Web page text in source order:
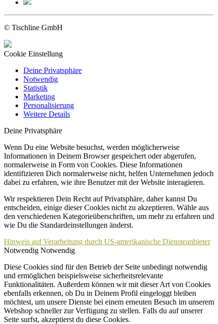
© Tischline GmbH
Cookie Einstellung
Deine Privatsphäre
Notwendig
Statistik
Marketing
Personalisierung
Weitere Details
Deine Privatsphäre
Wenn Du eine Website besuchst, werden möglicherweise
Informationen in Deinem Browser gespeichert oder abgerufen,
normalerweise in Form von Cookies. Diese Informationen
identifizieren Dich normalerweise nicht, helfen Unternehmen jedoch
dabei zu erfahren, wie ihre Benutzer mit der Website interagieren.
Wir respektieren Dein Recht auf Privatsphäre, daher kannst Du
entscheiden, einige dieser Cookies nicht zu akzeptieren. Wähle aus
den verschiedenen Kategorieüberschriften, um mehr zu erfahren und
wie Du die Standardeinstellungen änderst.
Hinweis auf Verarbeitung durch US-amerikanische Diensteanbieter
Notwendig Notwendig
Diese Cookies sind für den Betrieb der Seite unbedingt notwendig
und ermöglichen beispielsweise sicherheitsrelevante
Funktionalitäten. Außerdem können wir mit dieser Art von Cookies
ebenfalls erkennen, ob Du in Deinem Profil eingeloggt bleiben
möchtest, um unsere Dienste bei einem erneuten Besuch im unserem
Webshop schneller zur Verfügung zu stellen. Falls du auf unserer
Seite surfst, akzeptierst du diese Cookies.